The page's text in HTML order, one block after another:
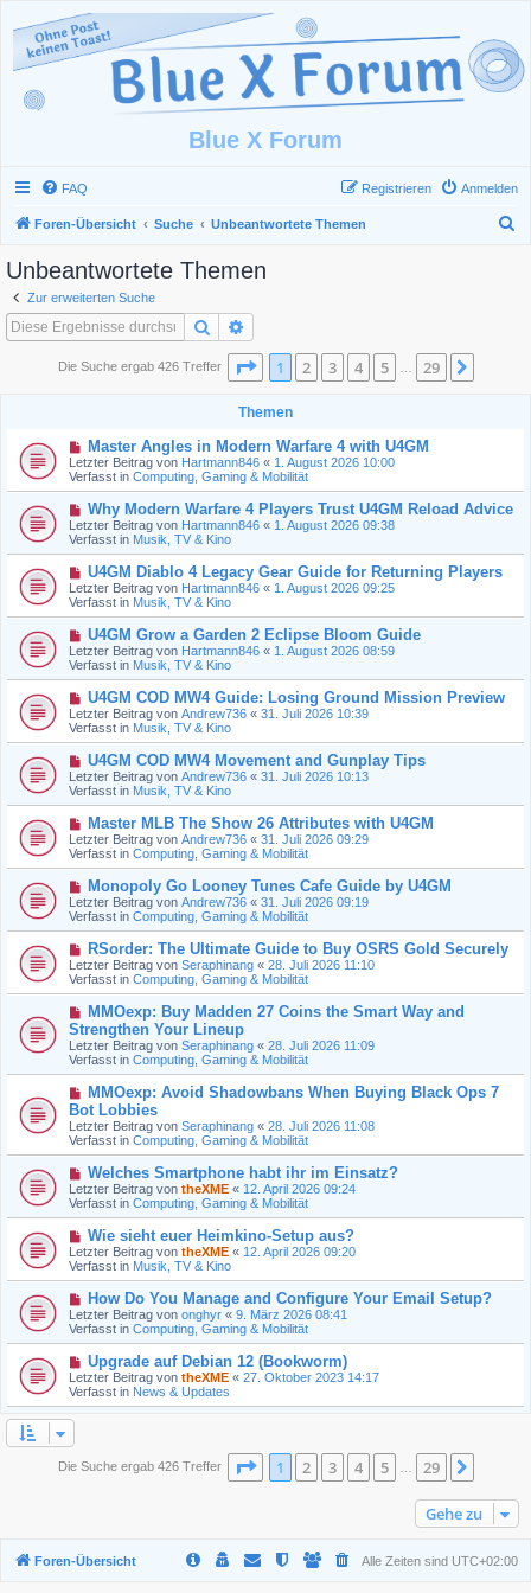
Blue X Forum
FAQ Anmelden
Registrieren
Foren-Übersicht Suche Unbeantwortete Themen
Unbeantwortete Themen
Zur erweiterten Suche
Suche
Die Suche ergab 426 Treffer Seite 1von 29
1 2 3 4 5 29
Themen
N
e
u
e
B
e
i
t
a
g
Master Angles in Modern Warfare 4 with U4GM
Letzter Beitrag von Hartmann846 « 1. August 2026 10:00
Verfasst in Computing, Gaming & Mobilität
N
e
u
e
B
e
i
t
a
g
Why Modern Warfare 4 Players Trust U4GM Reload Advice
Letzter Beitrag von Hartmann846 « 1. August 2026 09:38
Verfasst in Musik, TV & Kino
N
e
u
e
B
e
i
t
a
g
U4GM Diablo 4 Legacy Gear Guide for Returning Players
Letzter Beitrag von Hartmann846 « 1. August 2026 09:25
Verfasst in Musik, TV & Kino
N
e
u
e
B
e
i
t
a
g
U4GM Grow a Garden 2 Eclipse Bloom Guide
Letzter Beitrag von Hartmann846 « 1. August 2026 08:59
Verfasst in Musik, TV & Kino
N
e
u
e
B
e
i
t
a
g
U4GM COD MW4 Guide: Losing Ground Mission Preview
Letzter Beitrag von Andrew736 « 31. Juli 2026 10:39
Verfasst in Musik, TV & Kino
N
e
u
e
B
e
i
t
a
g
U4GM COD MW4 Movement and Gunplay Tips
Letzter Beitrag von Andrew736 « 31. Juli 2026 10:13
Verfasst in Musik, TV & Kino
N
e
u
e
B
e
i
t
a
g
Master MLB The Show 26 Attributes with U4GM
Letzter Beitrag von Andrew736 « 31. Juli 2026 09:29
Verfasst in Computing, Gaming & Mobilität
N
e
u
e
B
e
i
t
a
g
Monopoly Go Looney Tunes Cafe Guide by U4GM
Letzter Beitrag von Andrew736 « 31. Juli 2026 09:19
Verfasst in Computing, Gaming & Mobilität
N
e
u
e
B
e
i
t
r
a
g
RSorder: The Ultimate Guide to Buy OSRS Gold Securely
Letzter Beitrag von Seraphinang « 28. Juli 2026 11:10
Verfasst in Computing, Gaming & Mobilität
N
e
u
e
r
B
i
t
r
g
MMOexp: Buy Madden 27 Coins the Smart Way and
Strengthen Your Lineup
Letzter Beitrag von Seraphinang « 28. Juli 2026 11:09
Verfasst in Computing, Gaming & Mobilität
N
u
e
r
B
e
i
t
r
a
g
MMOexp: Avoid Shadowbans When Buying Black Ops 7
Bot Lobbies
Letzter Beitrag von Seraphinang « 28. Juli 2026 11:08
Verfasst in Computing, Gaming & Mobilität
N
e
u
e
B
e
i
t
a
g
Welches Smartphone habt ihr im Einsatz?
Letzter Beitrag von theXME « 12. April 2026 09:24
Verfasst in Computing, Gaming & Mobilität
N
e
u
e
B
e
i
t
a
g
Wie sieht euer Heimkino-Setup aus?
Letzter Beitrag von theXME « 12. April 2026 09:20
Verfasst in Musik, TV & Kino
N
e
u
e
B
e
i
t
How Do You Manage and Configure Your Email Setup?
Letzter Beitrag von onghyr « 9. März 2026 08:41
Verfasst in Computing, Gaming & Mobilität
N
e
u
e
t
Upgrade auf Debian 12 (Bookworm)
Letzter Beitrag von theXME « 27. Oktober 2023 14:17
Verfasst in News & Updates
Die Suche ergab 426 Treffer Seite 1von 29
1 2 3 4 5 29
Gehe zu
Foren-Übersicht Alle Zeiten sind UTC+02:00